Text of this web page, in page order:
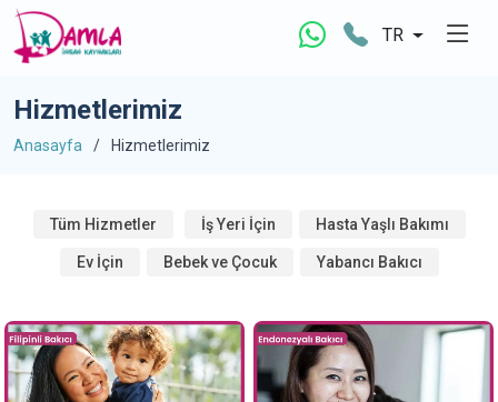
TR
Hizmetlerimiz
Anasayfa Hizmetlerimiz
Tüm Hizmetler İş Yeri İçin Hasta Yaşlı Bakımı
Ev İçin Bebek ve Çocuk Yabancı Bakıcı